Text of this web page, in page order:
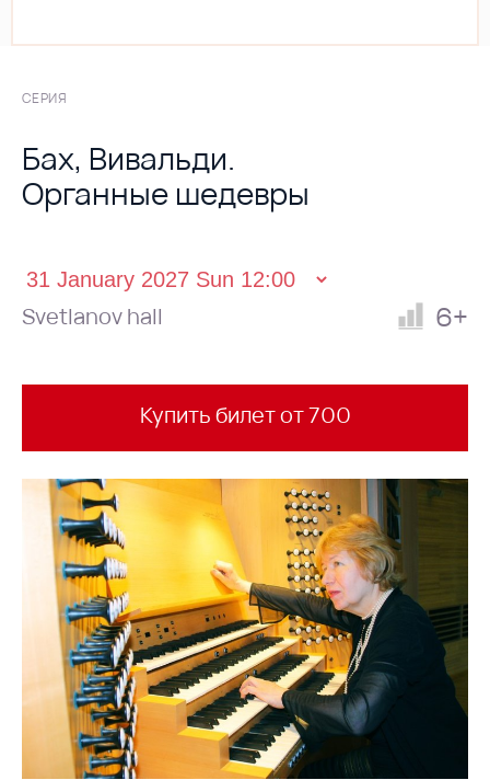
СЕРИЯ
Бах, Вивальди.
Органные шедевры
Svetlanov hall 6+
Купить билет от 700